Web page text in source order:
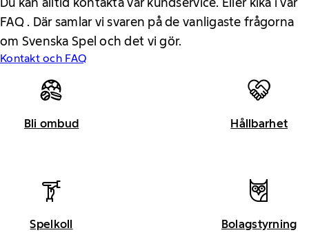
FAQ . Där samlar vi svaren på de vanligaste frågorna
om Svenska Spel och det vi gör.
Kontakt och FAQ
Bli ombud Hållbarhet
Spelkoll Bolagstyrning